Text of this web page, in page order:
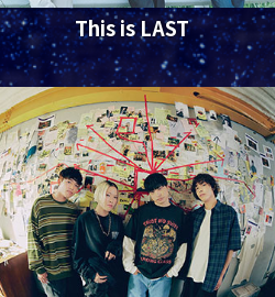
This is LAST